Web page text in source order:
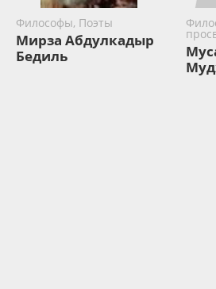
Философы, Поэты
Мирза Абдулкадыр
Бедиль